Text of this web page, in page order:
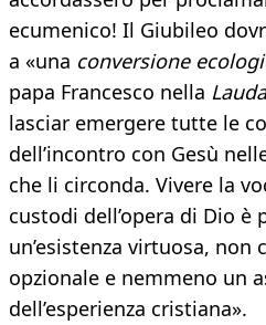
ecumenico! Il Giubileo
a «una conversione
papa Francesco nella
lasciar emergere tutte le
dell’incontro con Gesù
che li circonda. Vivere la
custodi dell’opera di Dio è
un’esistenza virtuosa,
opzionale e nemmeno un
dell’esperienza cristiana».